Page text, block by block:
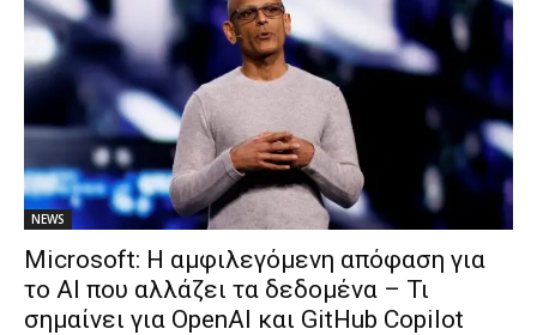
NEWS
Microsoft: Η αμφιλεγόμενη απόφαση για
το AI που αλλάζει τα δεδομένα – Τι
σημαίνει για OpenAI και GitHub Copilot